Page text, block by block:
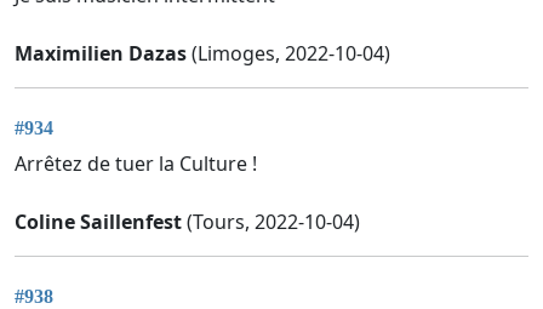
Maximilien Dazas(Limoges, 2022-10-04)
#934
Arrêtez de tuer la Culture !
Coline Saillenfest(Tours, 2022-10-04)
#938